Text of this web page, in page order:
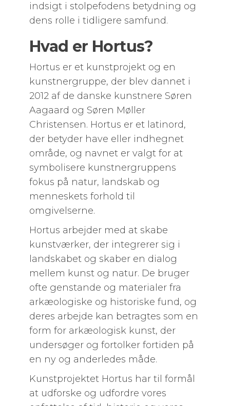
indsigt i stolpefodens betydning og
dens rolle i tidligere samfund.
Hvad er Hortus?
Hortus er et kunstprojekt og en
kunstnergruppe, der blev dannet i
2012 af de danske kunstnere Søren
Aagaard og Søren Møller
Christensen. Hortus er et latinord,
der betyder have eller indhegnet
område, og navnet er valgt for at
symbolisere kunstnergruppens
fokus på natur, landskab og
menneskets forhold til
omgivelserne.
Hortus arbejder med at skabe
kunstværker, der integrerer sig i
landskabet og skaber en dialog
mellem kunst og natur. De bruger
ofte genstande og materialer fra
arkæologiske og historiske fund, og
deres arbejde kan betragtes som en
form for arkæologisk kunst, der
undersøger og fortolker fortiden på
en ny og anderledes måde.
Kunstprojektet Hortus har til formål
at udforske og udfordre vores